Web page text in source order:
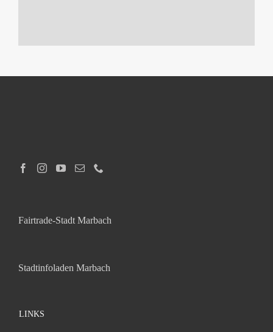
Fairtrade-Stadt Marbach
Stadtinfoladen Marbach
LINKS